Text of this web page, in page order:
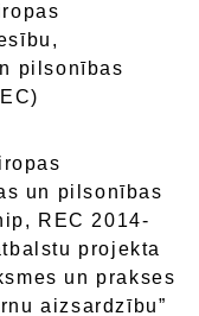
pilsonības
un pilsonības
REC 2014-
projekta
un prakses
aizsardzību”